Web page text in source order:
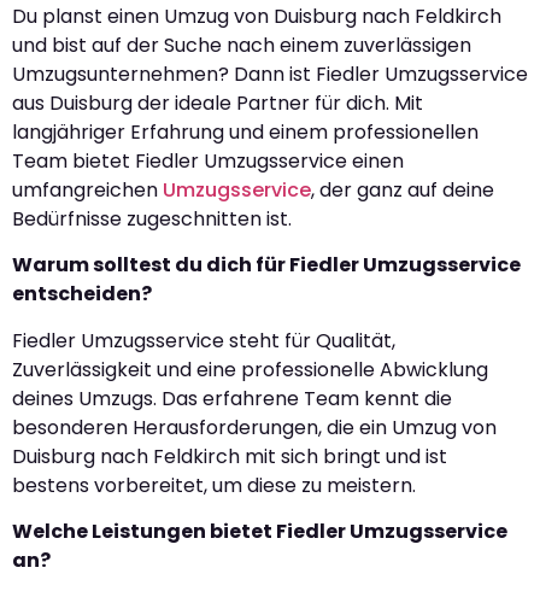
Du planst einen Umzug von Duisburg nach Feldkirch
und bist auf der Suche nach einem zuverlässigen
Umzugsunternehmen? Dann ist Fiedler Umzugsservice
aus Duisburg der ideale Partner für dich. Mit
langjähriger Erfahrung und einem professionellen
Team bietet Fiedler Umzugsservice einen
umfangreichen Umzugsservice, der ganz auf deine
Bedürfnisse zugeschnitten ist.
Warum solltest du dich für Fiedler Umzugsservice
entscheiden?
Fiedler Umzugsservice steht für Qualität,
Zuverlässigkeit und eine professionelle Abwicklung
deines Umzugs. Das erfahrene Team kennt die
besonderen Herausforderungen, die ein Umzug von
Duisburg nach Feldkirch mit sich bringt und ist
bestens vorbereitet, um diese zu meistern.
Welche Leistungen bietet Fiedler Umzugsservice
an?